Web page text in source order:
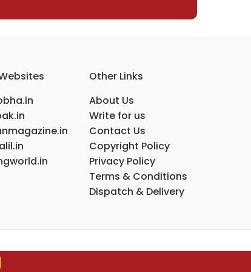
Other Links
About Us
Write for us
Contact Us
Copyright Policy
Privacy Policy
Terms & Conditions
Dispatch & Delivery